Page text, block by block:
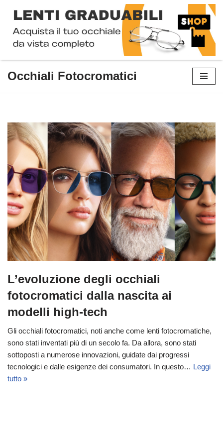
Occhiali Fotocromatici
L’evoluzione degli occhiali
fotocromatici dalla nascita ai
modelli high-tech
Gli occhiali fotocromatici, noti anche come lenti fotocromatiche,
sono stati inventati più di un secolo fa. Da allora, sono stati
sottoposti a numerose innovazioni, guidate dai progressi
tecnologici e dalle esigenze dei consumatori. In questo… Leggi
tutto »